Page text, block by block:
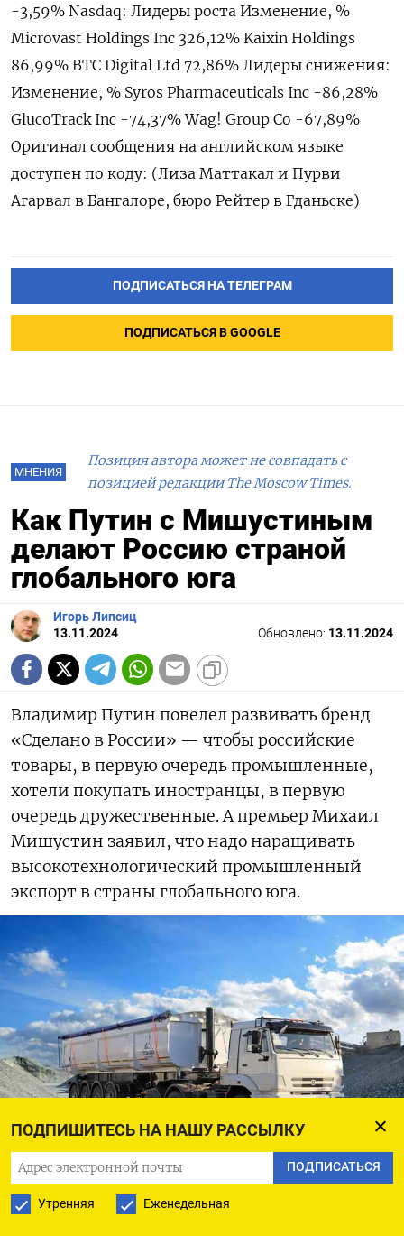
ПОДПИШИТЕСЬ НА НАШУ РАССЫЛКУ
ПОДПИСАТЬСЯ
Утренняя Еженедельная
-3,59% Nasdaq: Лидеры роста Изменение, %
Microvast Holdings Inc 326,12% Kaixin Holdings
86,99% BTC Digital Ltd 72,86% Лидеры снижения:
Изменение, % Syros Pharmaceuticals Inc -86,28%
GlucoTrack Inc -74,37% Wag! Group Co -67,89%
Оригинал сообщения на английском языке
доступен по коду: (Лиза Маттакал и Пурви
Агарвал в Бангалоре, бюро Рейтер в Гданьске)
ПОДПИСАТЬСЯ НА ТЕЛЕГРАМ
ПОДПИСАТЬСЯ В GOOGLE
МНЕНИЯ
Позиция автора может не совпадать с
позицией редакции The Moscow Times.
Как Путин с Мишустиным
делают Россию страной
глобального юга
Игорь Липсиц
13.11.2024
Обновлено: 13.11.2024
Владимир Путин повелел развивать бренд
«Сделано в России» — чтобы российские
товары, в первую очередь промышленные,
хотели покупать иностранцы, в первую
очередь дружественные. А премьер Михаил
Мишустин заявил, что надо наращивать
высокотехнологический промышленный
экспорт в страны глобального юга.
Российские высокие, но не очень, технологии в виде самосвального
автопоезда на шасси «Камаза» отгружены в Сенегал